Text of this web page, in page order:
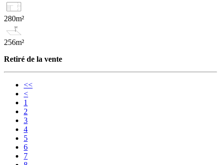
280m²
256m²
Retiré de la vente
<<
<
1
2
3
4
5
6
7